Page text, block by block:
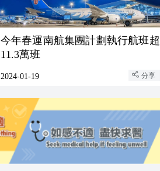
今年春運南航集團計劃執行航班超
11.3萬班
2024-01-19 分享